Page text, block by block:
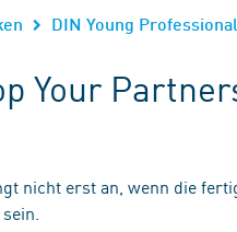
DIN Young
Your
nicht erst an, wenn die